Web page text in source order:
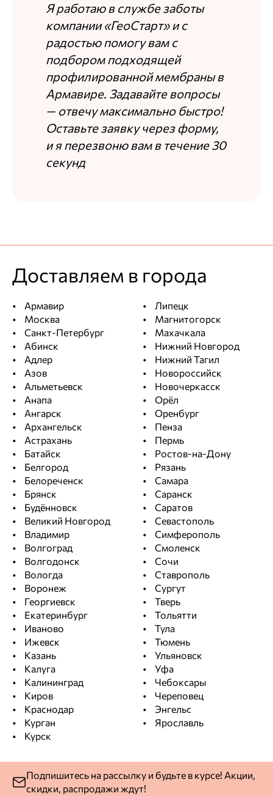
Я работаю в службе заботы
компании «ГеоСтарт» и с
радостью помогу вам с
подбором подходящей
профилированной мембраны в
Армавире. Задавайте вопросы
— отвечу максимально быстро!
Оставьте заявку через форму,
и я перезвоню вам в течение 30
секунд
Доставляем в города
Армавир
Москва
Санкт-Петербург
Абинск
Адлер
Азов
Альметьевск
Анапа
Ангарск
Архангельск
Астрахань
Батайск
Белгород
Белореченск
Брянск
Будённовск
Великий Новгород
Владимир
Волгоград
Волгодонск
Вологда
Воронеж
Георгиевск
Екатеринбург
Иваново
Ижевск
Казань
Калуга
Калининград
Киров
Краснодар
Курган
Курск
Липецк
Магнитогорск
Махачкала
Нижний Новгород
Нижний Тагил
Новороссийск
Новочеркасск
Орёл
Оренбург
Пенза
Пермь
Ростов-на-Дону
Рязань
Самара
Саранск
Саратов
Севастополь
Симферополь
Смоленск
Сочи
Ставрополь
Сургут
Тверь
Тольятти
Тула
Тюмень
Ульяновск
Уфа
Чебоксары
Череповец
Энгельс
Ярославль
Подпишитесь на рассылку и будьте в курсе! Акции,
скидки, распродажи ждут!